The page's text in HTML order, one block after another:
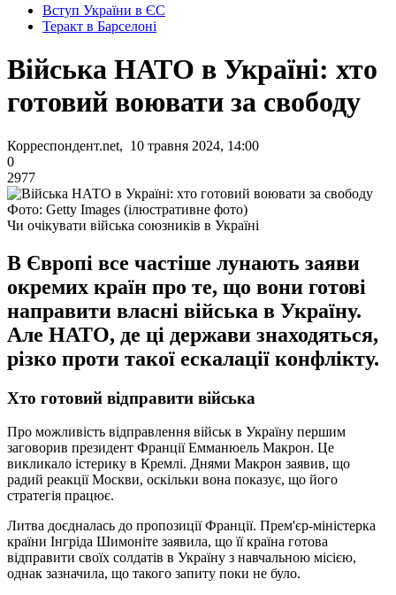
Вступ України в ЄС
Теракт в Барселоні
Війська НАТО в Україні: хто
готовий воювати за свободу
Корреспондент.net, 10 травня 2024, 14:00
0
2977
Фото: Getty Images (ілюстративне фото)
Чи очікувати війська союзників в Україні
В Європі все частіше лунають заяви
окремих країн про те, що вони готові
направити власні війська в Україну.
Але НАТО, де ці держави знаходяться,
різко проти такої ескалації конфлікту.
Хто готовий відправити війська
Про можливість відправлення військ в Україну першим
заговорив президент Франції Емманюель Макрон. Це
викликало істерику в Кремлі. Днями Макрон заявив, що
радий реакції Москви, оскільки вона показує, що його
стратегія працює.
Литва доєдналась до пропозиції Франції. Прем'єр-міністерка
країни Інгріда Шимоніте заявила, що її країна готова
відправити своїх солдатів в Україну з навчальною місією,
однак зазначила, що такого запиту поки не було.